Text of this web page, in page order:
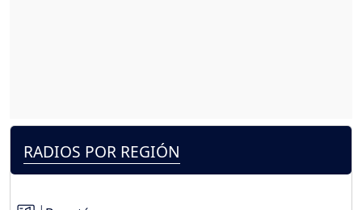
RADIOS POR REGIÓN